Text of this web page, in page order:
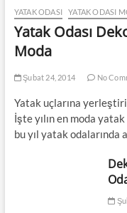
YATAK ODASI YATAK ODASI
Yatak Odası
Moda
Şubat 24, 2014 No
Yatak uçlarına
İşte yılın en moda yatak
bu yıl yatak